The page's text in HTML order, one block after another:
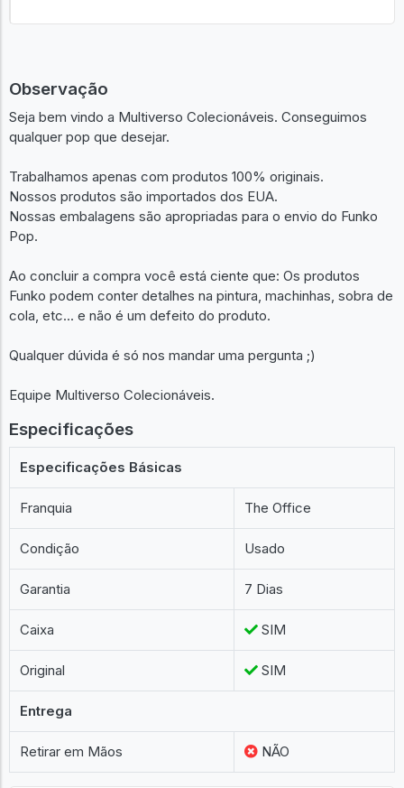
Observação
Seja bem vindo a Multiverso Colecionáveis. Conseguimos
qualquer pop que desejar.
Trabalhamos apenas com produtos 100% originais.
Nossos produtos são importados dos EUA.
Nossas embalagens são apropriadas para o envio do Funko
Pop.
Ao concluir a compra você está ciente que: Os produtos
Funko podem conter detalhes na pintura, machinhas, sobra de
cola, etc... e não é um defeito do produto.
Qualquer dúvida é só nos mandar uma pergunta ;)
Equipe Multiverso Colecionáveis.
Especificações
Especificações Básicas
Franquia The Office
Condição Usado
Garantia 7 Dias
Caixa SIM
Original SIM
Entrega
Retirar em Mãos NÃO